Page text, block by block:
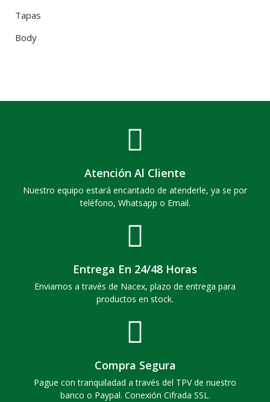
Tapas
Body
Atención Al Cliente
Nuestro equipo estará encantado de atenderle, ya se por
teléfono, Whatsapp o Email.
Entrega En 24/48 Horas
Enviamos a través de Nacex, plazo de entrega para
productos en stock.
Compra Segura
Pague con tranquiladad a través del TPV de nuestro
banco o Paypal. Conexión Cifrada SSL.